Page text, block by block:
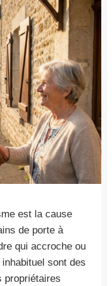
est la cause
de porte à
qui accroche ou
sont des
propriétaires